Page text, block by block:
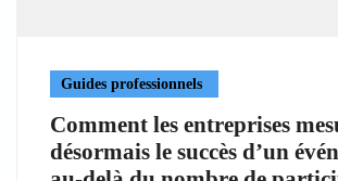
Guides professionnels
Comment les entreprises
désormais le succès d’un